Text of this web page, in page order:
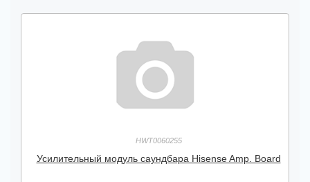
HWT0060255
Усилительный модуль саундбара Hisense Amp. Board